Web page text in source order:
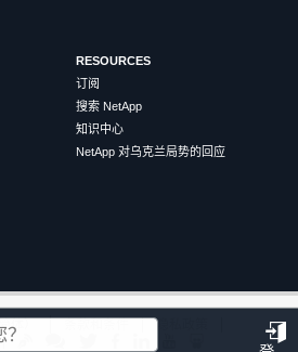
RESOURCES
订阅
搜索 NetApp
知识中心
NetApp 对乌克兰局势的回应
体） 条款和条件
隐私政策